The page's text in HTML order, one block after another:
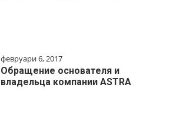
февруари 6, 2017
Обращение основателя и
владельца компании ASTRA